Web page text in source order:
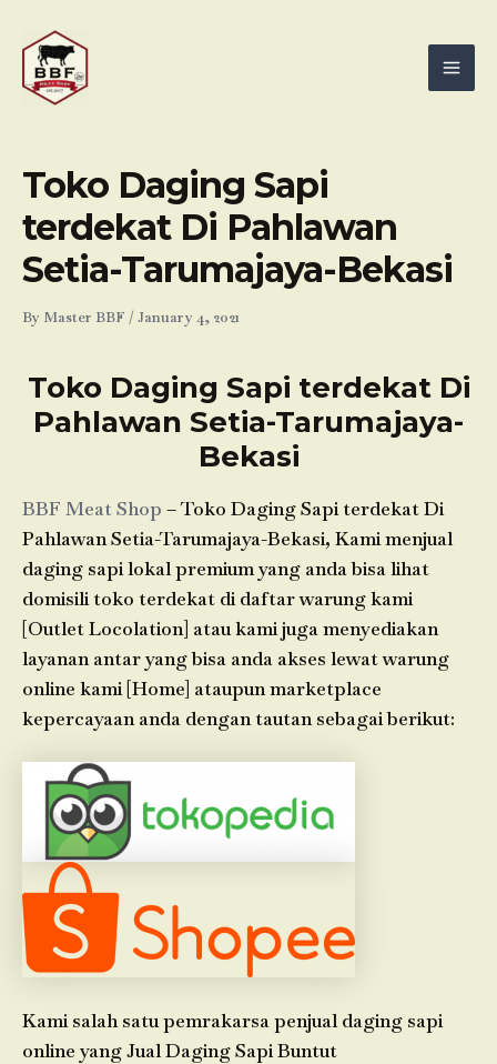
content
Toko Daging Sapi
terdekat Di Pahlawan
Setia-Tarumajaya-Bekasi
By Master BBF /January 4, 2021
Toko Daging Sapi terdekat Di
Pahlawan Setia-Tarumajaya-
Bekasi
BBF Meat Shop – Toko Daging Sapi terdekat Di
Pahlawan Setia-Tarumajaya-Bekasi, Kami menjual
daging sapi lokal premium yang anda bisa lihat
domisili toko terdekat di daftar warung kami
[Outlet Locolation] atau kami juga menyediakan
layanan antar yang bisa anda akses lewat warung
online kami [Home] ataupun marketplace
kepercayaan anda dengan tautan sebagai berikut:
Kami salah satu pemrakarsa penjual daging sapi
online yang Jual Daging Sapi Buntut